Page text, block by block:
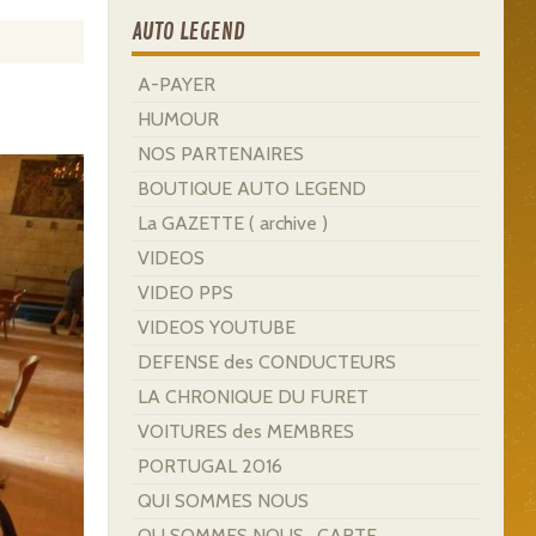
AUTO LEGEND
A-PAYER
HUMOUR
NOS PARTENAIRES
BOUTIQUE AUTO LEGEND
La GAZETTE ( archive )
VIDEOS
VIDEO PPS
VIDEOS YOUTUBE
DEFENSE des CONDUCTEURS
LA CHRONIQUE DU FURET
VOITURES des MEMBRES
PORTUGAL 2016
QUI SOMMES NOUS